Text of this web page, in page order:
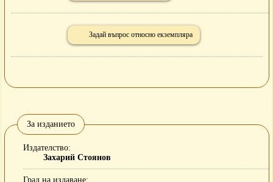
Задай въпрос относно екземпляра
За изданието
Издателство
Захарий Стоянов
Град на издаване